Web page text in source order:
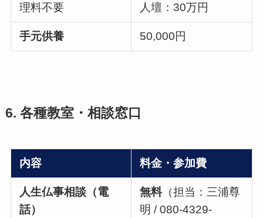
理料不要
人壇：30万円
手元供養 50,000円
6. 各種教室・相談窓口
内容 料金・参加費
人生仏事相談（電
話）
無料（担当：三浦尊
明 / 080-4329-